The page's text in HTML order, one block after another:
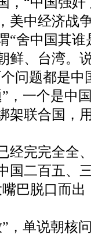
美中经济战
“舍中国其谁
鲜、台湾。
问题都是
，一个是中
架联合国，
经完完全全
国二百五、
巴脱口而出
，单说朝核